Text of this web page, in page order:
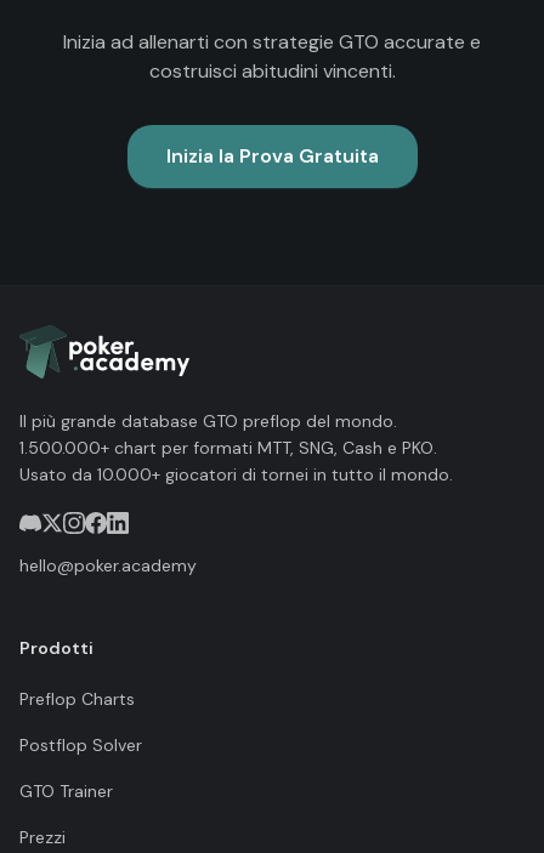
Inizia ad allenarti con strategie GTO accurate e
costruisci abitudini vincenti.
Inizia la Prova Gratuita
Il più grande database GTO preflop del mondo.
1.500.000+ chart per formati MTT, SNG, Cash e PKO.
Usato da 10.000+ giocatori di tornei in tutto il mondo.
hello@poker.academy
Prodotti
Preflop Charts
Postflop Solver
GTO Trainer
Prezzi